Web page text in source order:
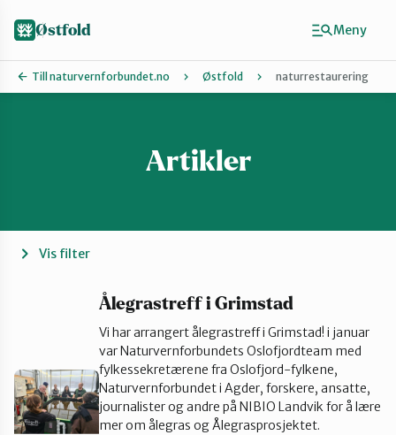
Fredrikstad og Hvaler
Halden
Indre Østfold
Moss-Våler
Sarpsborg
Østfold
Till naturvernforbundet.no Østfold naturrestaurering
Artikler
Vis filter
Ålegrastreff i Grimstad
Vi har arrangert ålegrastreff i Grimstad! i januar
var Naturvernforbundets Oslofjordteam med
fylkessekretærene fra Oslofjord-fylkene,
Naturvernforbundet i Agder, forskere, ansatte,
journalister og andre på NIBIO Landvik for å lære
mer om ålegras og Ålegrasprosjektet.